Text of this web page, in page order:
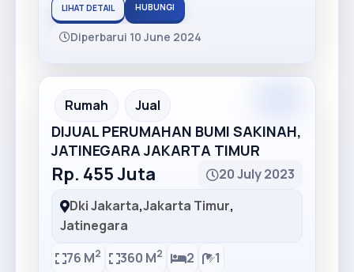
LIHAT DETAIL HUBUNGI
Diperbarui 10 June 2024
Partner Ad
Rumah Jual
DIJUAL PERUMAHAN BUMI SAKINAH,
JATINEGARA JAKARTA TIMUR
Rp. 455 Juta
20 July 2023
Dki Jakarta,Jakarta Timur,
Jatinegara
76 M2 360 M2 2 1